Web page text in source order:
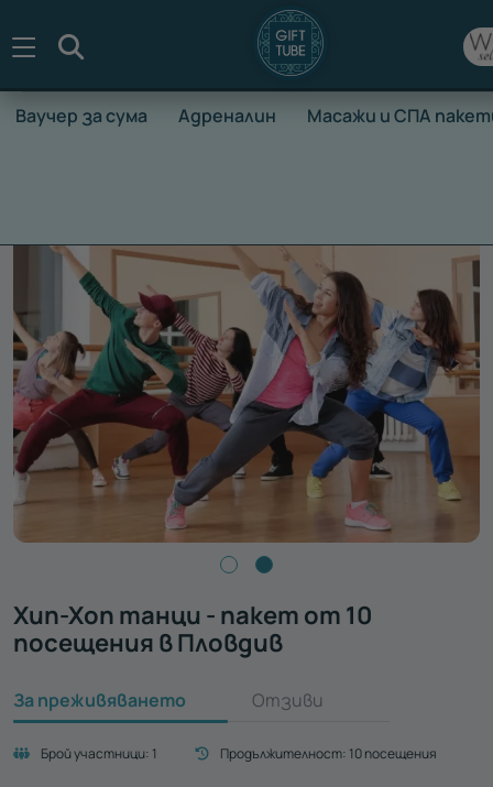
Ваучер за сума Адреналин Масажи и СПА
Хип-Хоп танци - пакет от 10
посещения в Пловдив
За преживяването Отзиви
Брой участници: 1 Продължителност: 10 посещения